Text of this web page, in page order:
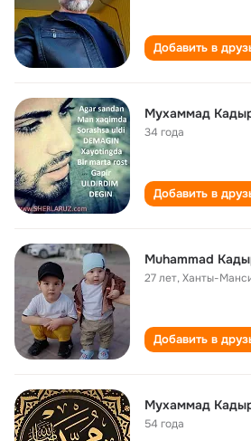
Добавить в
Мухаммад
34 года
Добавить в
Muhammad
27 лет,Ханты-
Добавить в
Мухаммад
54 года